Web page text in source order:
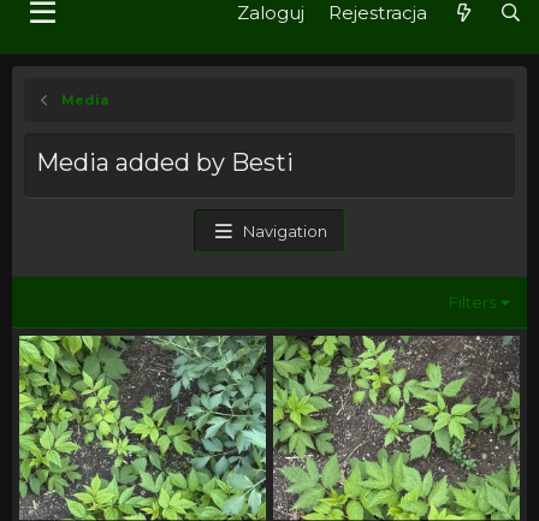
Zaloguj Rejestracja
Media
Media added by Besti
Navigation
Filters